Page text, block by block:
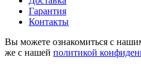
Гарантия
Контакты
Вы можете ознакомиться с
же с нашей политикой